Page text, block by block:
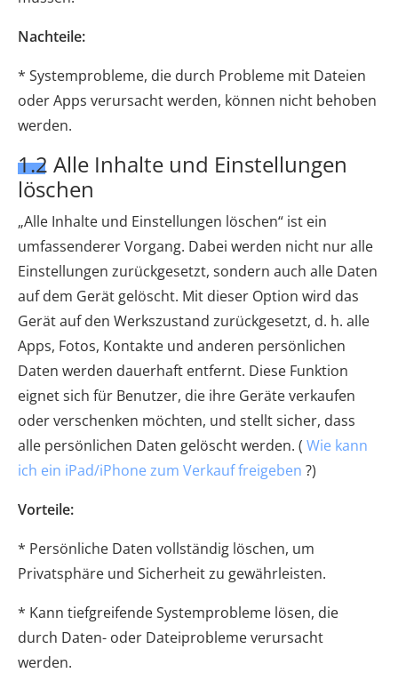
Nachteile:
* Systemprobleme, die durch Probleme mit Dateien
oder Apps verursacht werden, können nicht behoben
werden.
1.2 Alle Inhalte und Einstellungen
löschen
„Alle Inhalte und Einstellungen löschen“ ist ein
umfassenderer Vorgang. Dabei werden nicht nur alle
Einstellungen zurückgesetzt, sondern auch alle Daten
auf dem Gerät gelöscht. Mit dieser Option wird das
Gerät auf den Werkszustand zurückgesetzt, d. h. alle
Apps, Fotos, Kontakte und anderen persönlichen
Daten werden dauerhaft entfernt. Diese Funktion
eignet sich für Benutzer, die ihre Geräte verkaufen
oder verschenken möchten, und stellt sicher, dass
alle persönlichen Daten gelöscht werden. ( Wie kann
ich ein iPad/iPhone zum Verkauf freigeben ?)
Vorteile:
* Persönliche Daten vollständig löschen, um
Privatsphäre und Sicherheit zu gewährleisten.
* Kann tiefgreifende Systemprobleme lösen, die
durch Daten- oder Dateiprobleme verursacht
werden.